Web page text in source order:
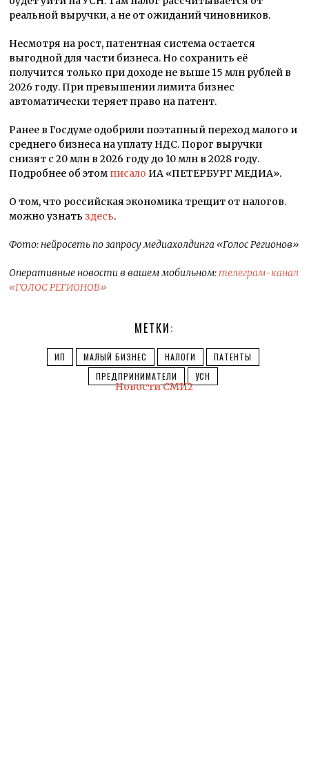
реальной выручки, а не от ожиданий чиновников.
Несмотря на рост, патентная система остается
выгодной для части бизнеса. Но сохранить её
получится только при доходе не выше 15 млн рублей в
2026 году. При превышении лимита бизнес
автоматически теряет право на патент.
Ранее в Госдуме одобрили поэтапный переход малого и
среднего бизнеса на уплату НДС. Порог выручки
снизят с 20 млн в 2026 году до 10 млн в 2028 году.
Подробнее об этом писало ИА «ПЕТЕРБУРГ МЕДИА».
О том, что российская экономика трещит от налогов.
можно узнать здесь.
Фото:нейросеть по запросу медиахолдинга «Голос Регионов»
Оперативные новости в вашем мобильном:телеграм-канал
«ГОЛОС РЕГИОНОВ»
МЕТКИ:
ИП МАЛЫЙ БИЗНЕС НАЛОГИ
ПАТЕНТЫ
ПРЕДПРИНИМАТЕЛИ
УСН
Новости СМИ2